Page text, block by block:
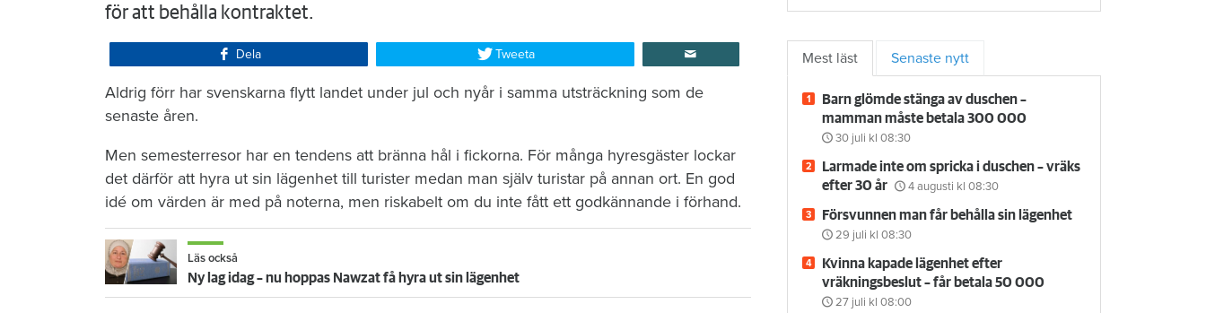
för att behålla kontraktet.
Dela Tweeta
Aldrig förr har svenskarna flytt landet under jul och nyår i samma utsträckning som de
senaste åren.
Men semesterresor har en tendens att bränna hål i fickorna. För många hyresgäster lockar
det därför att hyra ut sin lägenhet till turister medan man själv turistar på annan ort. En god
idé om värden är med på noterna, men riskabelt om du inte fått ett godkännande i förhand.
Läs också
Ny lag idag – nu hoppas Nawzat få hyra ut sin lägenhet
Mest läst Senaste nytt
Barn glömde stänga av duschen –
mamman måste betala 300 000
30 juli kl 08:30
Larmade inte om spricka i duschen – vräks
efter 30 år
4 augusti kl 08:30
Försvunnen man får behålla sin lägenhet
29 juli kl 08:30
Kvinna kapade lägenhet efter
vräkningsbeslut – får betala 50 000
27 juli kl 08:00